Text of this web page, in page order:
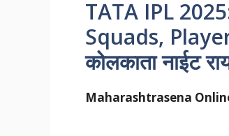
TATA IPL
Squads,
कोलकाता नाईट
Maharashtrasena